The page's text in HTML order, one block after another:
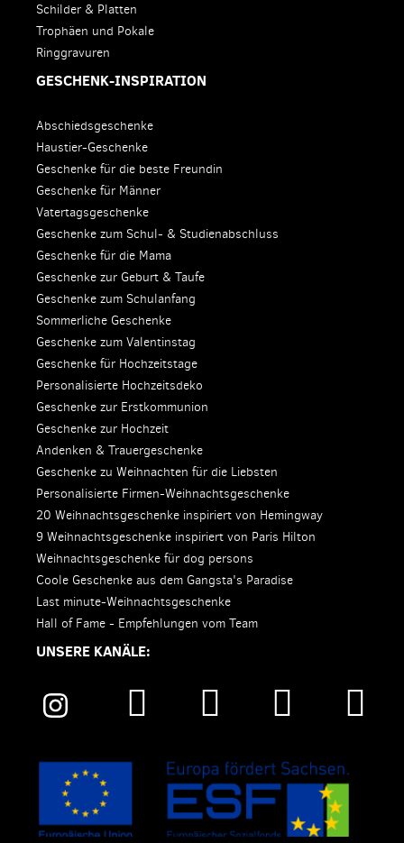
Schilder & Platten
Trophäen und Pokale
Ringgravuren
GESCHENK-INSPIRATION
Abschiedsgeschenke
Haustier-Geschenke
Geschenke für die beste Freundin
Geschenke für Männer
Vatertagsgeschenke
Geschenke zum Schul- & Studienabschluss
Geschenke für die Mama
Geschenke zur Geburt & Taufe
Geschenke zum Schulanfang
Sommerliche Geschenke
Geschenke zum Valentinstag
Geschenke für Hochzeitstage
Personalisierte Hochzeitsdeko
Geschenke zur Erstkommunion
Geschenke zur Hochzeit
Andenken & Trauergeschenke
Geschenke zu Weihnachten für die Liebsten
Personalisierte Firmen-Weihnachtsgeschenke
20 Weihnachtsgeschenke inspiriert von Hemingway
9 Weihnachtsgeschenke inspiriert von Paris Hilton
Weihnachtsgeschenke für dog persons
Coole Geschenke aus dem Gangsta's Paradise
Last minute-Weihnachtsgeschenke
Hall of Fame - Empfehlungen vom Team
UNSERE KANÄLE: